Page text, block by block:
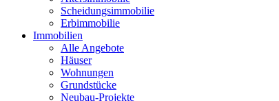
Scheidungsimmobilie
Erbimmobilie
Immobilien
Alle Angebote
Häuser
Wohnungen
Grundstücke
Neubau-Projekte